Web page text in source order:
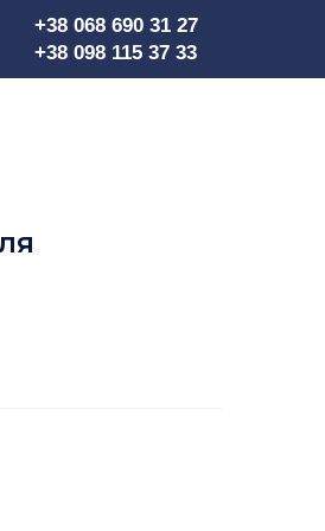
+38 068 690 31 27
+38 098 115 37 33